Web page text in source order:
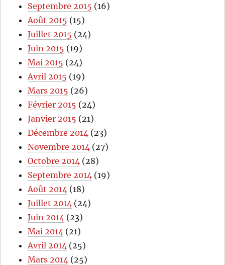
Septembre 2015 (16)
Août 2015 (15)
Juillet 2015 (24)
Juin 2015 (19)
Mai 2015 (24)
Avril 2015 (19)
Mars 2015 (26)
Février 2015 (24)
Janvier 2015 (21)
Décembre 2014 (23)
Novembre 2014 (27)
Octobre 2014 (28)
Septembre 2014 (19)
Août 2014 (18)
Juillet 2014 (24)
Juin 2014 (23)
Mai 2014 (21)
Avril 2014 (25)
Mars 2014 (25)